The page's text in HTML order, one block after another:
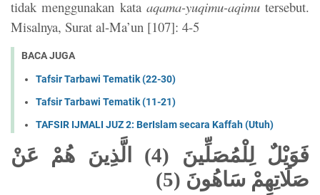
tidak menggunakan kata aqama-yuqimu-aqimutersebut.
Misalnya, Surat al-Ma’un [107]: 4-5
BACA JUGA
Tafsir Tarbawi Tematik (22-30)
Tafsir Tarbawi Tematik (11-21)
TAFSIR IJMALI JUZ 2: BerIslam secara Kaffah (Utuh)
فَوَيْلٌ لِلْمُصَلِّينَ (4) الَّذِينَ هُمْ عَنْ
صَلَاتِهِمْ سَاهُونَ (5)